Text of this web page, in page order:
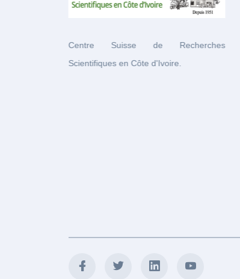
Centre Suisse de Recherches
Scientifiques en Côte d'Ivoire.